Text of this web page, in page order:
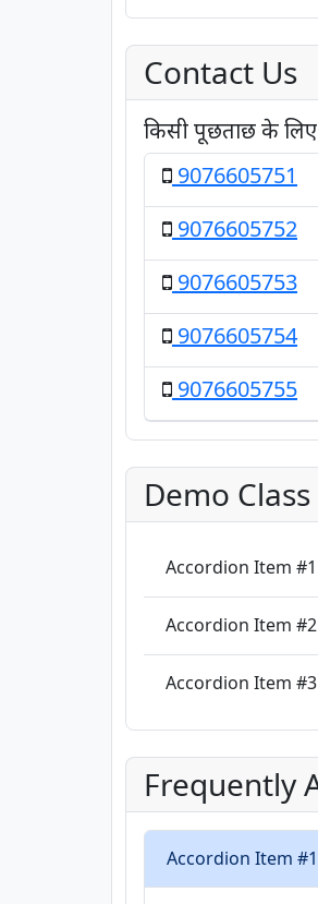
Contact Us
किसी पूछताछ के
9076605751
9076605752
9076605753
9076605754
9076605755
Demo Class
Accordion Item #1
Accordion Item #2
Accordion Item #3
Frequently
Accordion Item #1